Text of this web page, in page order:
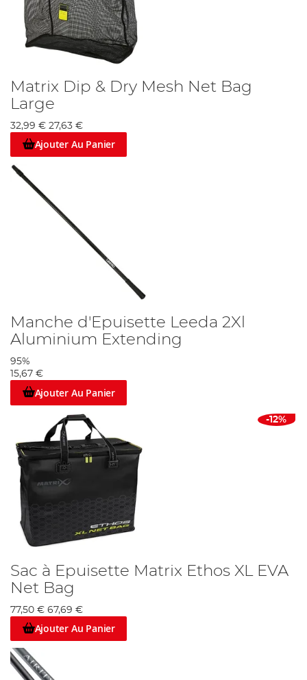
Matrix Dip & Dry Mesh Net Bag
Large
32,99 € 27,63 €
Ajouter Au Panier
Manche d'Epuisette Leeda 2Xl
Aluminium Extending
95%
15,67 €
Ajouter Au Panier
-12%
Sac à Epuisette Matrix Ethos XL EVA
Net Bag
77,50 € 67,69 €
Ajouter Au Panier